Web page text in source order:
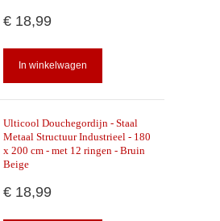
€ 18,99
In winkelwagen
Ulticool Douchegordijn - Staal
Metaal Structuur Industrieel - 180
x 200 cm - met 12 ringen - Bruin
Beige
€ 18,99